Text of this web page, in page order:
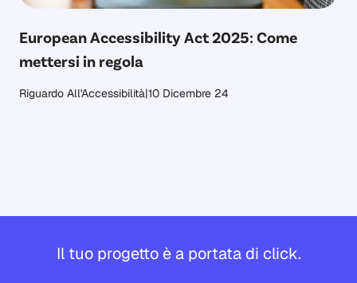
European Accessibility Act 2025: Come
mettersi in regola
Riguardo All'Accessibilità|10 Dicembre 24
Il tuo progetto è a portata di click.